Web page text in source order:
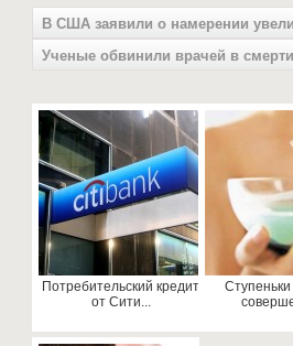
В США заявили о намерении
Ученые обвинили врачей в
Потребительский кредит
от Сити...
Ступеньки